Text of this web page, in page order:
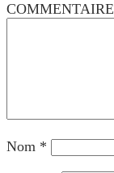
COMMENTAIRE
Nom *